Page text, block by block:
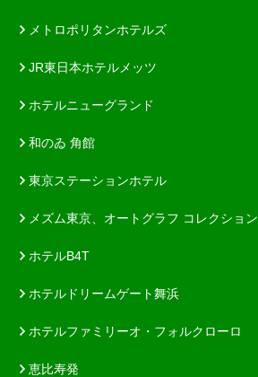
メトロポリタンホテルズ
JR東日本ホテルメッツ
ホテルニューグランド
和のゐ 角館
東京ステーションホテル
メズム東京、オートグラフ コレクション
ホテルB4T
ホテルドリームゲート舞浜
ホテルファミリーオ・フォルクローロ
恵比寿発